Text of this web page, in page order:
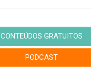
CONTEÚDOS GRATUITOS
PODCAST